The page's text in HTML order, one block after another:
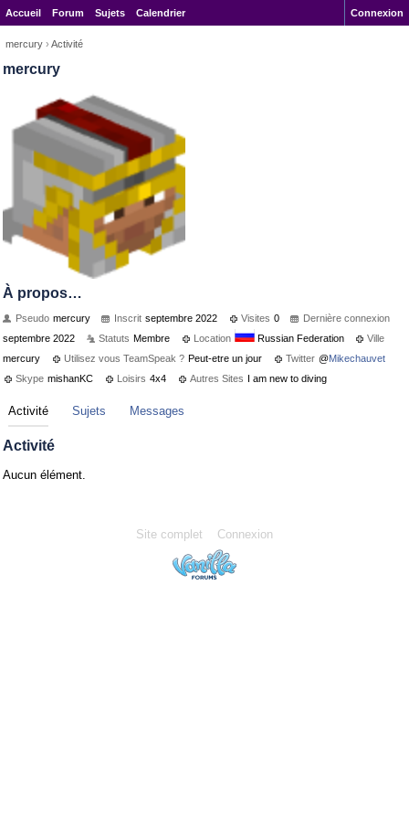
Accueil Forum Sujets Calendrier Connexion
mercury › Activité
mercury
À propos…
Pseudo mercury Inscrit septembre 2022 Visites 0
Dernière connexion
septembre 2022
Statuts Membre Location Russian Federation
Ville
mercury
Utilisez vous TeamSpeak ? Peut-etre un jour Twitter @Mikechauvet
Skype mishanKC Loisirs 4x4 Autres Sites I am new to diving
Activité Sujets Messages
Activité
Aucun élément.
Site complet Connexion